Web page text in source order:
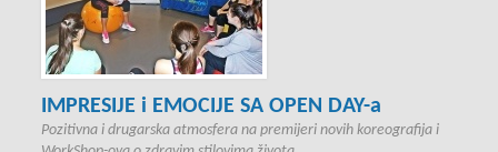
IMPRESIJE i EMOCIJE SA OPEN DAY-a
Pozitivna i drugarska atmosfera na premijeri novih koreografija i